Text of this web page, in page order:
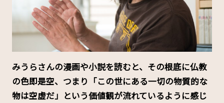
――みうらさんの漫画や小説を読むと、その根底に仏教
の色即是空、つまり「この世にある一切の物質的な
物は空虚だ」という価値観が流れているように感じ